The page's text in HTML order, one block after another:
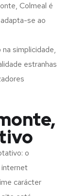
Colmeal é
se ao
simplicidade,
estranhas
o
carácter